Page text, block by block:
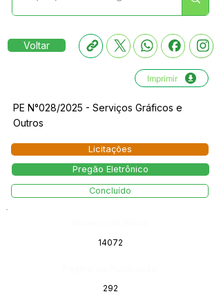
Voltar
Imprimir
PE N°028/2025 - Serviços Gráficos e
Outros
Licitações
Pregão Eletrônico
Concluído
14072
292